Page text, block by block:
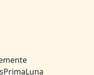
PrimaLuna